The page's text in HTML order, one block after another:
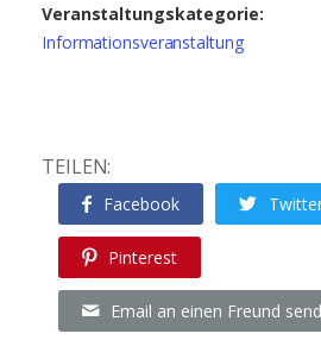
Veranstaltungskategorie:
Informationsveranstaltung
TEILEN:
Facebook
Pinterest
Email an einen Freund